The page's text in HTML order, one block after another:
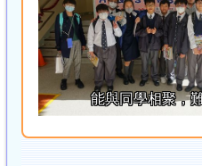
能與同學相聚，